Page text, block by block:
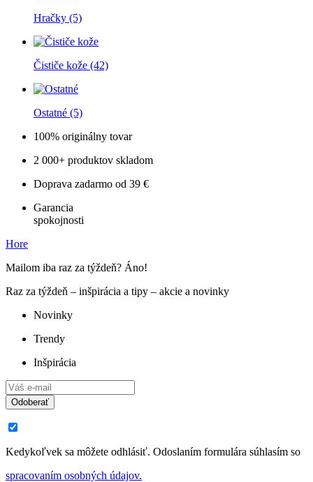
Hračky (5)
Čističe kože (42)
Ostatné (5)
100% originálny tovar
2 000+ produktov skladom
Doprava zadarmo od 39 €
Garancia
spokojnosti
Hore
Mailom iba raz za týždeň? Áno!
Raz za týždeň – inšpirácia a tipy – akcie a novinky
Novinky
Trendy
Inšpirácia
Odoberať
Kedykoľvek sa môžete odhlásiť. Odoslaním formulára súhlasím so
spracovaním osobných údajov.